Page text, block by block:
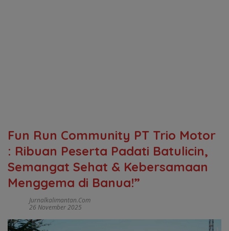
Fun Run Community PT Trio Motor
: Ribuan Peserta Padati Batulicin,
Semangat Sehat & Kebersamaan
Menggema di Banua!”
Jurnalkalimantan.com
26 November 2025